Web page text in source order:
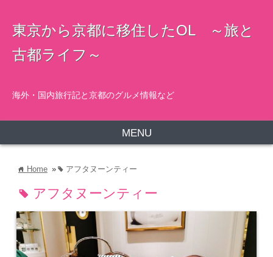
東京から京都に移住したOL ～旅と
古都ライフ～
海外・国内旅行記と京都のグルメ情報など
MENU
home Home » tag アフタヌーンティー
tag アフタヌーンティー